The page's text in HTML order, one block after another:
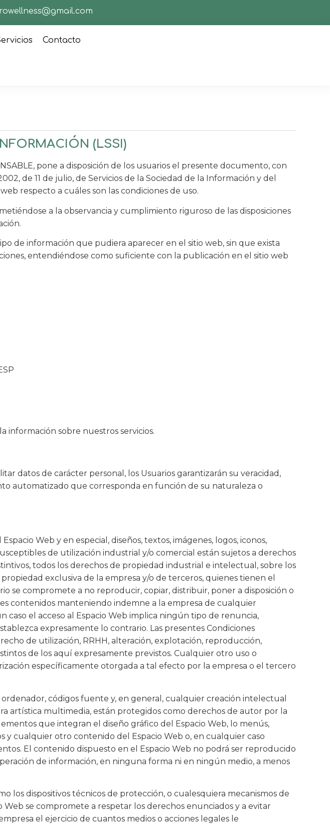
Contacto
(LSSI)
pone a disposición de los usuarios el presente documento, con
de 11 de julio, de Servicios de la Sociedad de la Información y del
respecto a cuáles son las condiciones de uso.
a la observancia y cumplimiento riguroso de las disposiciones
de información que pudiera aparecer en el sitio web, sin que exista
entendiéndose como suficiente con la publicación en el sitio web
información sobre nuestros servicios.
datos de carácter personal, los Usuarios garantizarán su veracidad,
automatizado que corresponda en función de su naturaleza o
Web y en especial, diseños, textos, imágenes, logos, iconos,
de utilización industrial y/o comercial están sujetos a derechos
todos los derechos de propiedad industrial e intelectual, sobre los
exclusiva de la empresa y/o de terceros, quienes tienen el
se compromete a no reproducir, copiar, distribuir, poner a disposición o
contenidos manteniendo indemne a la empresa de cualquier
el acceso al Espacio Web implica ningún tipo de renuncia,
expresamente lo contrario. Las presentes Condiciones
de utilización, RRHH, alteración, explotación, reproducción,
de los aquí expresamente previstos. Cualquier otro uso o
específicamente otorgada a tal efecto por la empresa o el tercero
códigos fuente y, en general, cualquier creación intelectual
artística multimedia, están protegidos como derechos de autor por la
que integran el diseño gráfico del Espacio Web, lo menús,
y cualquier otro contenido del Espacio Web o, en cualquier caso
El contenido dispuesto en el Espacio Web no podrá ser reproducido
de información, en ninguna forma ni en ningún medio, a menos
los dispositivos técnicos de protección, o cualesquiera mecanismos de
se compromete a respetar los derechos enunciados y a evitar
el ejercicio de cuantos medios o acciones legales le